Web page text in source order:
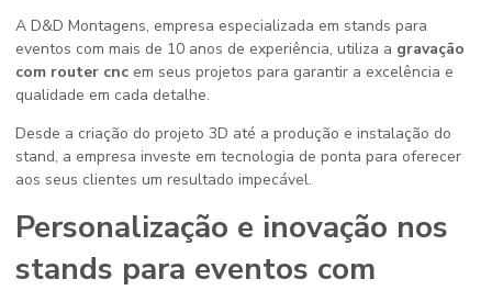
A D&D Montagens, empresa especializada em stands para
eventos com mais de 10 anos de experiência, utiliza a gravação
com router cnc em seus projetos para garantir a excelência e
qualidade em cada detalhe.
Desde a criação do projeto 3D até a produção e instalação do
stand, a empresa investe em tecnologia de ponta para oferecer
aos seus clientes um resultado impecável.
Personalização e inovação nos
stands para eventos com